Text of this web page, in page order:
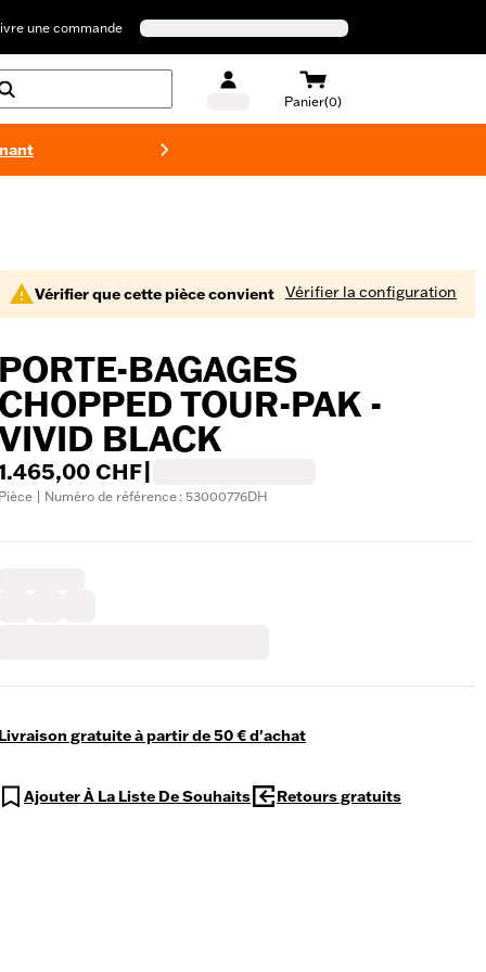
une commande
Panier(0)
Vérifier que cette pièce convient Vérifier la configuration
PORTE-BAGAGES
CHOPPED TOUR-PAK -
BLACK
CHF
Pièce | Numéro de référence : 53000776DH
Livraison gratuite à partir de 50 € d'achat
Ajouter À La Liste De Souhaits Retours gratuits